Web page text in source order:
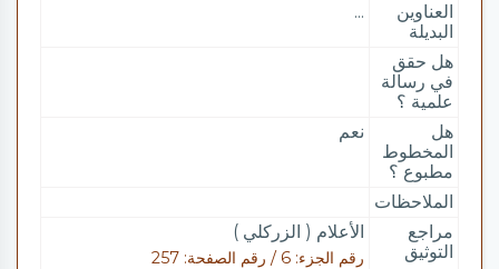
العناوين
البديلة
...
هل حقق
في رسالة
علمية ؟
هل
المخطوط
مطبوع ؟
نعم
الملاحظات
مراجع
التوثيق
الأعلام ( الزركلي )
رقم الجزء: 6 / رقم الصفحة: 257